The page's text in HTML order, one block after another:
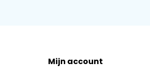
Mijn account